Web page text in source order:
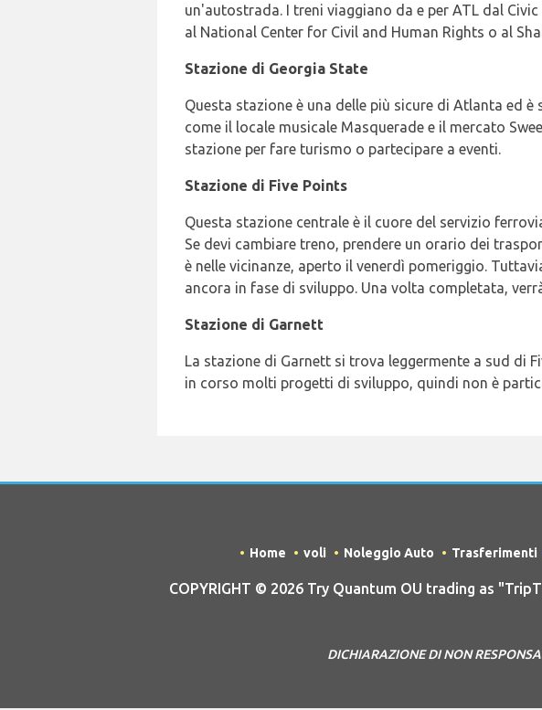
un'autostrada. I treni viaggiano da e per ATL dal
al National Center for Civil and Human Rights o al
Stazione di Georgia State
Questa stazione è una delle più sicure di Atlanta ed
come il locale musicale Masquerade e il mercato
stazione per fare turismo o partecipare a eventi.
Stazione di Five Points
Questa stazione centrale è il cuore del servizio
Se devi cambiare treno, prendere un orario dei
è nelle vicinanze, aperto il venerdì pomeriggio.
ancora in fase di sviluppo. Una volta completata,
Stazione di Garnett
La stazione di Garnett si trova leggermente a sud di
in corso molti progetti di sviluppo, quindi non è
Home voli Noleggio Auto Trasferimenti
COPYRIGHT © 2026 Try Quantum OU trading as
DICHIARAZIONE DI NON